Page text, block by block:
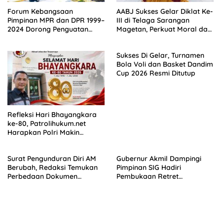
Forum Kebangsaan
Pimpinan MPR dan DPR 1999–
2024 Dorong Penguatan
dan Perbaikan Komunikasi
Publik
AABJ Sukses Gelar Diklat Ke-
III di Telaga Sarangan
Magetan, Perkuat Moral dan
Refleksi Hari Bhayangkara
ke-80, Patrolihukum.net
Harapkan Polri Makin
Sukses Di Gelar, Turnamen
Bola Voli dan Basket Dandim
Cup 2026 Resmi Ditutup
Surat Pengunduran Diri AM
Berubah, Redaksi Temukan
Perbedaan Dokumen
Gubernur Akmil Dampingi
Pimpinan SIG Hadiri
Pembukaan Retret